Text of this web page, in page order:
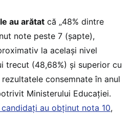
au arătat că „48% dintre
note peste 7 (șapte),
la același nivel
trecut (48,68%) și superior cu
consemnate în anul
Ministerului Educației.
candidați au obținut nota 10,